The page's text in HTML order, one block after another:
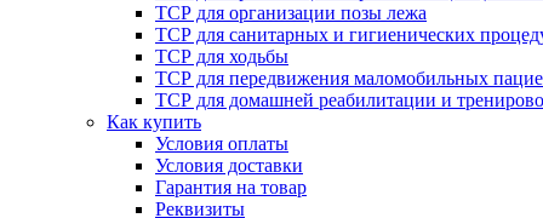
ТСР для организации позы лежа
ТСР для санитарных и гигиенических
ТСР для ходьбы
ТСР для передвижения маломобильных
ТСР для домашней реабилитации и
Как купить
Условия оплаты
Условия доставки
Гарантия на товар
Реквизиты